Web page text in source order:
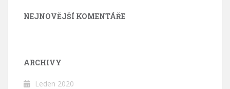
NEJNOVĚJŠÍ KOMENTÁŘE
ARCHIVY
Leden 2020